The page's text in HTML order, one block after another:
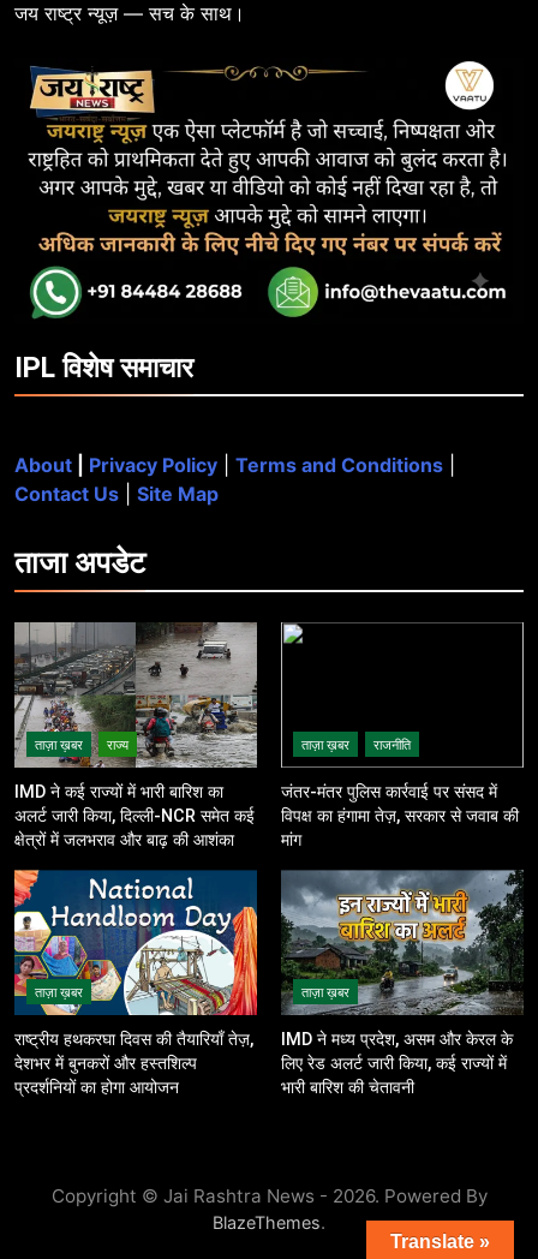
जय राष्ट्र न्यूज़ — सच के साथ।
IPL विशेष समाचार
About Privacy Policy Terms and Conditions
Contact Us
Site Map
ताजाअपडेट
ताज़ा ख़बर राज्य
IMD ने कई राज्यों में भारी बारिश का
अलर्ट जारी किया, दिल्ली-NCR समेत कई
क्षेत्रों में जलभराव और बाढ़ की आशंका
ताज़ा ख़बर राजनीति
जंतर-मंतर पुलिस कार्रवाई पर संसद में
विपक्ष का हंगामा तेज़, सरकार से जवाब की
मांग
ताज़ा ख़बर
राष्ट्रीय हथकरघा दिवस की तैयारियाँ तेज़,
देशभर में बुनकरों और हस्तशिल्प
प्रदर्शनियों का होगा आयोजन
ताज़ा ख़बर
IMD ने मध्य प्रदेश, असम और केरल के
लिए रेड अलर्ट जारी किया, कई राज्यों में
भारी बारिश की चेतावनी
Copyright © Jai Rashtra News - 2026. Powered By
BlazeThemes.
Translate »